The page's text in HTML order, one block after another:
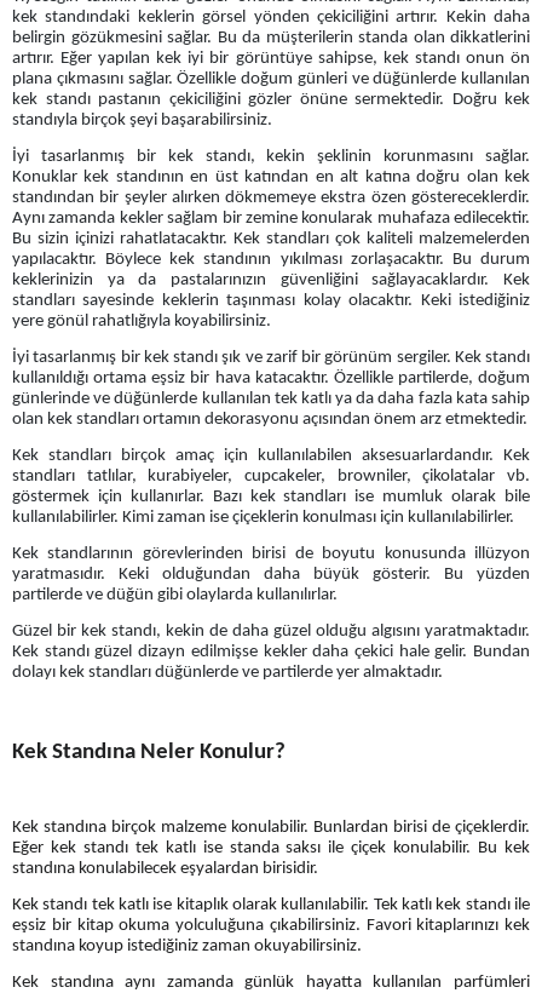
kek standındaki keklerin görsel yönden çekiciliğini artırır. Kekin daha
belirgin gözükmesini sağlar. Bu da müşterilerin standa olan dikkatlerini
artırır. Eğer yapılan kek iyi bir görüntüye sahipse, kek standı onun ön
plana çıkmasını sağlar. Özellikle doğum günleri ve düğünlerde kullanılan
kek standı pastanın çekiciliğini gözler önüne sermektedir. Doğru kek
standıyla birçok şeyi başarabilirsiniz.
İyi tasarlanmış bir kek standı, kekin şeklinin korunmasını sağlar.
Konuklar kek standının en üst katından en alt katına doğru olan kek
standından bir şeyler alırken dökmemeye ekstra özen göstereceklerdir.
Aynı zamanda kekler sağlam bir zemine konularak muhafaza edilecektir.
Bu sizin içinizi rahatlatacaktır. Kek standları çok kaliteli malzemelerden
yapılacaktır. Böylece kek standının yıkılması zorlaşacaktır. Bu durum
keklerinizin ya da pastalarınızın güvenliğini sağlayacaklardır. Kek
standları sayesinde keklerin taşınması kolay olacaktır. Keki istediğiniz
yere gönül rahatlığıyla koyabilirsiniz.
İyi tasarlanmış bir kek standı şık ve zarif bir görünüm sergiler. Kek standı
kullanıldığı ortama eşsiz bir hava katacaktır. Özellikle partilerde, doğum
günlerinde ve düğünlerde kullanılan tek katlı ya da daha fazla kata sahip
olan kek standları ortamın dekorasyonu açısından önem arz etmektedir.
Kek standları birçok amaç için kullanılabilen aksesuarlardandır. Kek
standları tatlılar, kurabiyeler, cupcakeler, browniler, çikolatalar vb.
göstermek için kullanırlar. Bazı kek standları ise mumluk olarak bile
kullanılabilirler. Kimi zaman ise çiçeklerin konulması için kullanılabilirler.
Kek standlarının görevlerinden birisi de boyutu konusunda illüzyon
yaratmasıdır. Keki olduğundan daha büyük gösterir. Bu yüzden
partilerde ve düğün gibi olaylarda kullanılırlar.
Güzel bir kek standı, kekin de daha güzel olduğu algısını yaratmaktadır.
Kek standı güzel dizayn edilmişse kekler daha çekici hale gelir. Bundan
dolayı kek standları düğünlerde ve partilerde yer almaktadır.
Kek Standına Neler Konulur?
Kek standına birçok malzeme konulabilir. Bunlardan birisi de çiçeklerdir.
Eğer kek standı tek katlı ise standa saksı ile çiçek konulabilir. Bu kek
standına konulabilecek eşyalardan birisidir.
Kek standı tek katlı ise kitaplık olarak kullanılabilir. Tek katlı kek standı ile
eşsiz bir kitap okuma yolculuğuna çıkabilirsiniz. Favori kitaplarınızı kek
standına koyup istediğiniz zaman okuyabilirsiniz.
Kek standına aynı zamanda günlük hayatta kullanılan parfümleri